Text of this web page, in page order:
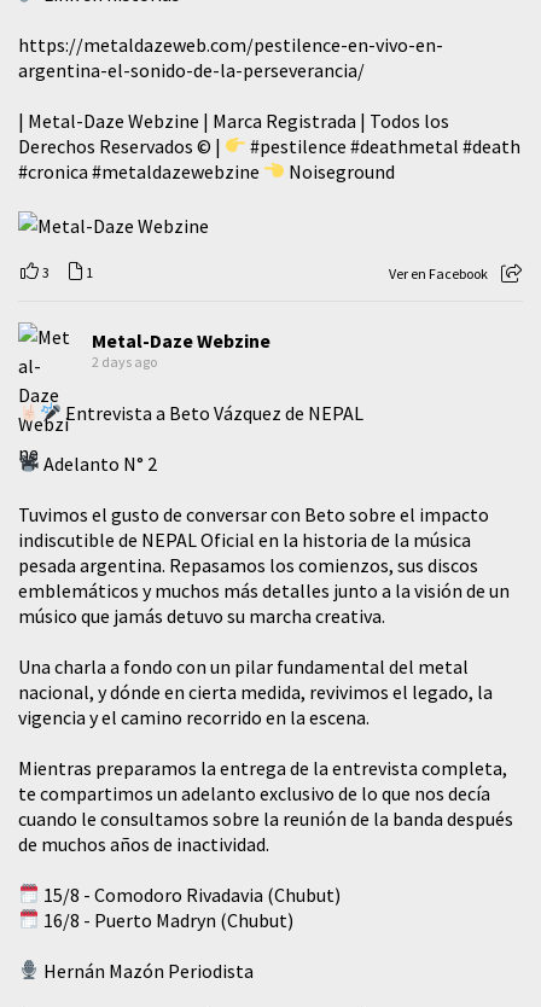
https://metaldazeweb.com/pestilence-en-vivo-en-
argentina-el-sonido-de-la-perseverancia/
| Metal-Daze Webzine | Marca Registrada | Todos los
Derechos Reservados © |
#pestilence #deathmetal #death
#cronica #metaldazewebzine Noiseground
3 1 Ver en Facebook
Metal-Daze Webzine
2 days ago
Entrevista a Beto Vázquez de NEPAL
Adelanto N° 2
Tuvimos el gusto de conversar con Beto sobre el impacto
indiscutible de NEPAL Oficial en la historia de la música
pesada argentina. Repasamos los comienzos, sus discos
emblemáticos y muchos más detalles junto a la visión de un
músico que jamás detuvo su marcha creativa.
​Una charla a fondo con un pilar fundamental del metal
nacional, y dónde en cierta medida, revivimos el legado, la
vigencia y el camino recorrido en la escena.
Mientras preparamos la entrega de la entrevista completa,
te compartimos un adelanto exclusivo de lo que nos decía
cuando le consultamos sobre la reunión de la banda después
de muchos años de inactividad.
15/8 - Comodoro Rivadavia (Chubut)
16/8 - Puerto Madryn (Chubut)
Hernán Mazón Periodista